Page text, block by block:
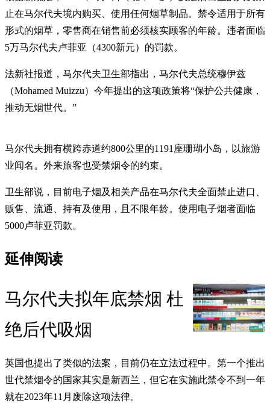
止在马尔代夫境内购买、使用任何烟草制品。禁令适用于所有
形式的烟草，零售商在销售前必须核实顾客的年龄。违者面临
5万马尔代夫卢菲亚（4300新元）的罚款。
法新社报道，马尔代夫卫生部指出，马尔代夫总统穆伊兹
（Mohamed Muizzu）今年提出的这项政策将“保护公共健康，
推动无烟世代。”
马尔代夫拥有横跨赤道约800公里的1191座珊瑚小岛，以旅游
业闻名。外来旅客也受禁烟令的约束。
卫生部说，目前电子烟及相关产品在马尔代夫全面禁止进口、
贩售、流通、持有及使用，且不限年龄。使用电子烟者面临
5000卢菲亚罚款。
延伸阅读
马尔代夫拟年底禁烟 杜
绝后代吸烟
英国也提出了类似的法案，目前仍在立法过程中。第一个推出
世代禁烟令的国家其实是新西兰，但它在实施此禁令不到一年
就在2023年11月废除这项法律。